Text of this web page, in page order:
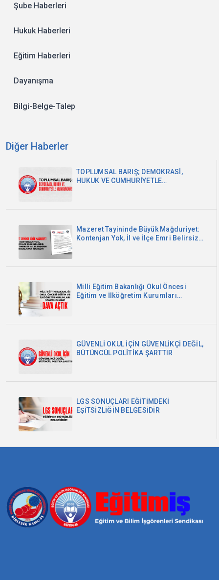
Şube Haberleri
Hukuk Haberleri
Eğitim Haberleri
Dayanışma
Bilgi-Belge-Talep
Diğer Haberler
TOPLUMSAL BARIŞ; DEMOKRASİ,
HUKUK VE CUMHURİYETLE
Mazeret Tayininde Büyük Mağduriyet:
Kontenjan Yok, İl ve İlçe Emri Belirsiz,
Milli Eğitim Bakanlığı Okul Öncesi
Eğitim ve İlköğretim Kurumları
GÜVENLİ OKUL İÇİN GÜVENLİKÇİ DEĞİL,
BÜTÜNCÜL POLİTİKA ŞARTTIR
LGS SONUÇLARI EĞİTİMDEKİ
EŞİTSİZLİĞİN BELGESİDİR